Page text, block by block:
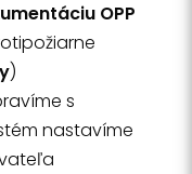
OPP
)
s
nastavíme